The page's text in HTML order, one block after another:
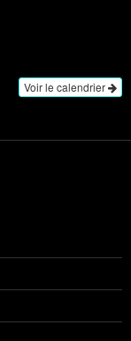
Voir le calendrier